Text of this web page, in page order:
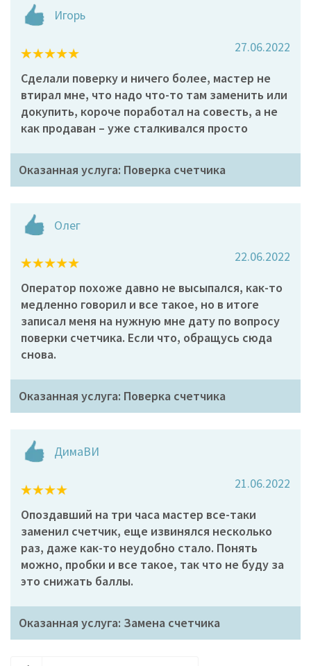
Игорь
27.06.2022
Сделали поверку и ничего более, мастер не
втирал мне, что надо что-то там заменить или
докупить, короче поработал на совесть, а не
как продаван – уже сталкивался просто
Оказанная услуга: Поверка счетчика
Олег
22.06.2022
Оператор похоже давно не высыпался, как-то
медленно говорил и все такое, но в итоге
записал меня на нужную мне дату по вопросу
поверки счетчика. Если что, обращусь сюда
снова.
Оказанная услуга: Поверка счетчика
ДимаВИ
21.06.2022
Опоздавший на три часа мастер все-таки
заменил счетчик, еще извинялся несколько
раз, даже как-то неудобно стало. Понять
можно, пробки и все такое, так что не буду за
это снижать баллы.
Оказанная услуга: Замена счетчика